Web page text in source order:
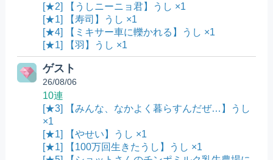
[★2] 【うしニーニョ君】うし ×1
[★1] 【寿司】うし ×1
[★4] 【ミキサー車に轢かれる】うし ×1
[★1] 【羽】うし ×1
ゲスト
26/08/06
10連
[★3] 【みんな、なかよく暮らすんだぜ…】うし
×1
[★1] 【やせい】うし ×1
[★1] 【100万回生きたうし】うし ×1